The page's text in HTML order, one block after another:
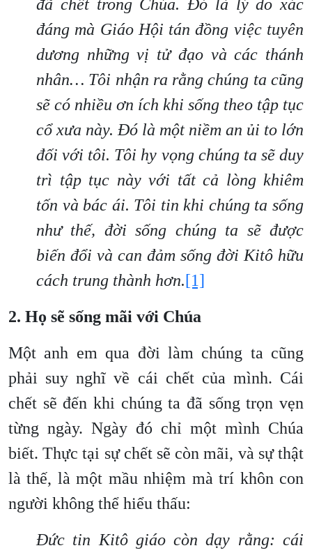
đã chết trong Chúa. Đó là lý do xác
đáng mà Giáo Hội tán đồng việc tuyên
dương những vị tử đạo và các thánh
nhân… Tôi nhận ra rằng chúng ta cũng
sẽ có nhiều ơn ích khi sống theo tập tục
cổ xưa này. Đó là một niềm an ủi to lớn
đối với tôi. Tôi hy vọng chúng ta sẽ duy
trì tập tục này với tất cả lòng khiêm
tốn và bác ái. Tôi tin khi chúng ta sống
như thế, đời sống chúng ta sẽ được
biến đổi và can đảm sống đời Kitô hữu
cách trung thành hơn.[1]
2. Họ sẽ sống mãi với Chúa
Một anh em qua đời làm chúng ta cũng
phải suy nghĩ về cái chết của mình. Cái
chết sẽ đến khi chúng ta đã sống trọn vẹn
từng ngày. Ngày đó chỉ một mình Chúa
biết. Thực tại sự chết sẽ còn mãi, và sự thật
là thế, là một mầu nhiệm mà trí khôn con
người không thể hiểu thấu:
Đức tin Kitô giáo còn dạy rằng: cái